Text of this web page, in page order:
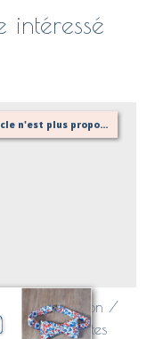
intéressé
Cet article n'est plus proposé, retournez au menu principal ou contactez moi!
Nœud papillon /
manchettes